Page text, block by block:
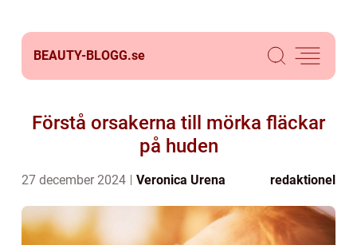
BEAUTY-BLOGG.se
Förstå orsakerna till mörka fläckar
på huden
27 december 2024 Veronica Urena redaktionel